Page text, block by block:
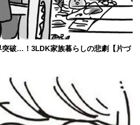
突破…！3LDK家族暮らしの悲劇【片づ